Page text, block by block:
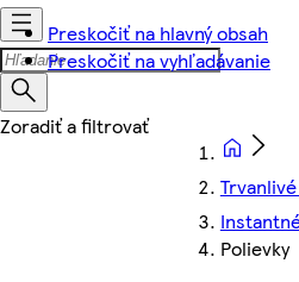
Preskočiť na hlavný obsah
Preskočiť na vyhľadávanie
Polievky